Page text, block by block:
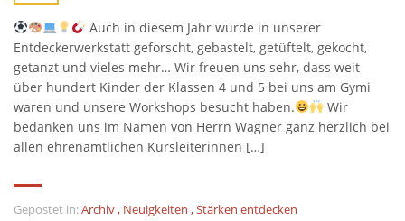
Auch in diesem Jahr wurde in unserer
Entdeckerwerkstatt geforscht, gebastelt, getüftelt, gekocht,
getanzt und vieles mehr… Wir freuen uns sehr, dass weit
über hundert Kinder der Klassen 4 und 5 bei uns am Gymi
waren und unsere Workshops besucht haben.
Wir
bedanken uns im Namen von Herrn Wagner ganz herzlich bei
allen ehrenamtlichen Kursleiterinnen […]
Gepostet in:Archiv, Neuigkeiten ,Stärken entdecken